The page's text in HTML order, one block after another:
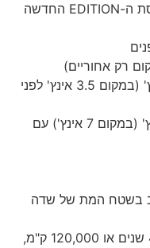
הממוצעת 5.4 ליטר ל-100 ק"מ. גרסת ה-EDITION החדשה
אחוריים)
* לוח מחוונים דיגיטלי בגודל 7 אינץ' (במקום 3.5 אינץ' לפני
* מערכת מולטימדיה בגודל 10 אינץ' (במקום 7 אינץ') עם
המת של שדה
המחיר: 124,990 שקלים. אחריות: 4 שנים או 120,000 ק"מ,